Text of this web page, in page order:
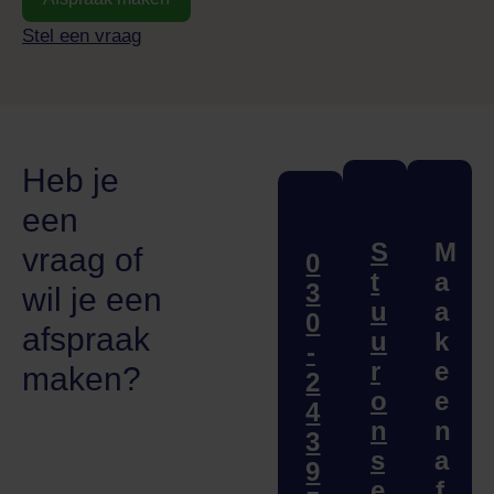
Stel een vraag
Heb je
een
vraag of
wil je een
afspraak
maken?
0
3
0
-
2
4
3
9
S
t
u
u
r
o
n
s
M
a
a
k
e
e
n
a